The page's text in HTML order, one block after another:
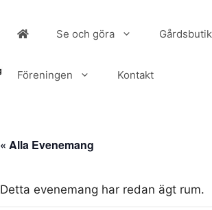
Se och göra
Föreningen Kontakt
« Alla Evenemang
Detta evenemang har redan ägt rum.